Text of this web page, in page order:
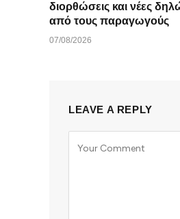
διορθώσεις και νέες
από τους παραγωγούς
07/08/2026
LEAVE A REPLY